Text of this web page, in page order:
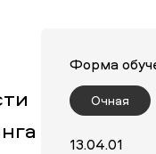
Форма
Очная
13.04.01